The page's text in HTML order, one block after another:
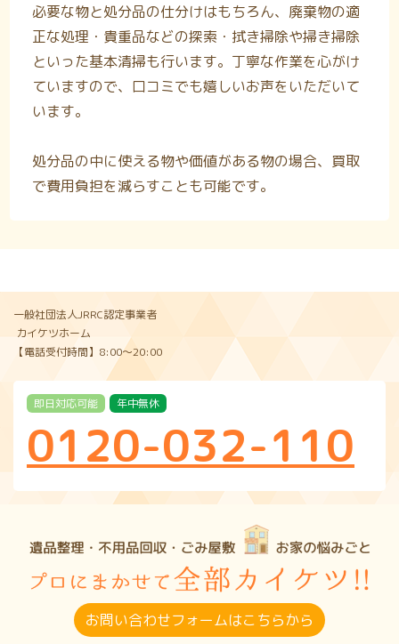
必要な物と処分品の仕分けはもちろん、廃棄物の適
正な処理・貴重品などの探索・拭き掃除や掃き掃除
といった基本清掃も行います。丁寧な作業を心がけ
ていますので、口コミでも嬉しいお声をいただいて
います。
処分品の中に使える物や価値がある物の場合、買取
で費用負担を減らすことも可能です。
一般社団法人JRRC認定事業者
カイケツホーム
【電話受付時間】8:00〜20:00
即日対応可能 年中無休
0120-032-110
お問い合わせフォームはこちらから